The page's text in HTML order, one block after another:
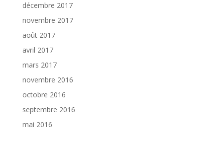
décembre 2017
novembre 2017
août 2017
avril 2017
mars 2017
novembre 2016
octobre 2016
septembre 2016
mai 2016